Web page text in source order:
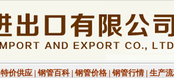
特价供应 | 钢管百科| 钢管价格 | 钢管行情 | 生产